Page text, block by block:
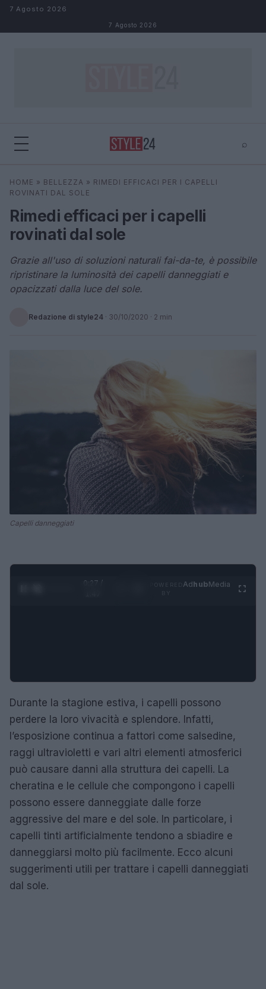
Salta al contenuto
7 Agosto 2026
7 Agosto 2026
⌕
Cerca
HOME » BELLEZZA » RIMEDI EFFICACI PER I CAPELLI
ROVINATI DAL SOLE
Rimedi efficaci per i capelli
rovinati dal sole
Grazie all'uso di soluzioni naturali fai-da-te, è possibile
ripristinare la luminosità dei capelli danneggiati e
opacizzati dalla luce del sole.
Redazione di style24 · 30/10/2020 · 2 min
Capelli danneggiati
0:28 /
AdhubMedia
Durante la stagione estiva, i capelli possono
perdere la loro vivacità e splendore. Infatti,
l’esposizione continua a fattori come salsedine,
raggi ultravioletti e vari altri elementi atmosferici
può causare danni alla struttura dei capelli. La
cheratina e le cellule che compongono i capelli
possono essere danneggiate dalle forze
aggressive del mare e del sole. In particolare, i
capelli tinti artificialmente tendono a sbiadire e
danneggiarsi molto più facilmente. Ecco alcuni
suggerimenti utili per trattare i capelli danneggiati
dal sole.